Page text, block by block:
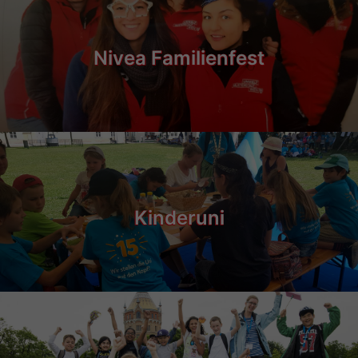
Nivea Familienfest
Kinderuni